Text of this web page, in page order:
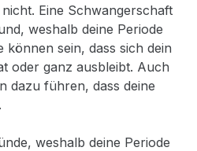
Eine Schwangerschaft
weshalb deine Periode
können sein, dass sich dein
oder ganz ausbleibt. Auch
dazu führen, dass deine
weshalb deine Periode